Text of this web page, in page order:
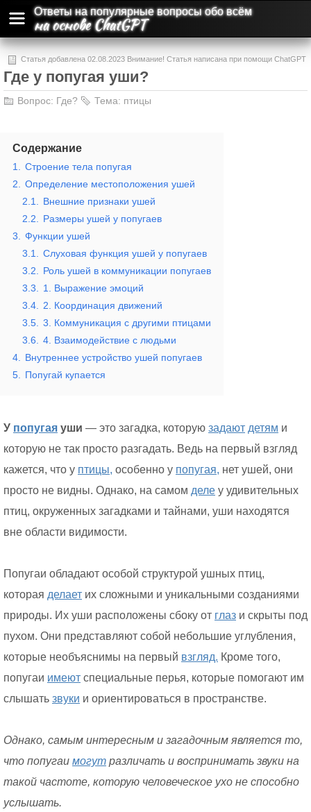
Ответы на популярные вопросы обо всём
на основе ChatGPT
Статья добавлена 02.08.2023 Внимание! Статья написана при помощи ChatGPT
и может содержать ошибки и неточности.
Где у попугая уши?
Вопрос: Где? Тема: птицы
Содержание
1.
Строение тела попугая
2.
Определение местоположения ушей
2.1.
Внешние признаки ушей
2.2.
Размеры ушей у попугаев
3.
Функции ушей
3.1.
Слуховая функция ушей у попугаев
3.2.
Роль ушей в коммуникации попугаев
3.3.
1. Выражение эмоций
3.4.
2. Координация движений
3.5.
3. Коммуникация с другими птицами
3.6.
4. Взаимодействие с людьми
4.
Внутреннее устройство ушей попугаев
5.
Попугай купается
У попугая уши — это загадка, которую задают детям и
которую не так просто разгадать. Ведь на первый взгляд
кажется, что у птицы, особенно у попугая, нет ушей, они
просто не видны. Однако, на самом деле у удивительных
птиц, окруженных загадками и тайнами, уши находятся
вне области видимости.
Попугаи обладают особой структурой ушных птиц,
которая делает их сложными и уникальными созданиями
природы. Их уши расположены сбоку от глаз и скрыты под
пухом. Они представляют собой небольшие углубления,
которые необъяснимы на первый взгляд. Кроме того,
попугаи имеют специальные перья, которые помогают им
слышать звуки и ориентироваться в пространстве.
Однако, самым интересным и загадочным является то,
что попугаи могут различать и воспринимать звуки на
такой частоте, которую человеческое ухо не способно
услышать.